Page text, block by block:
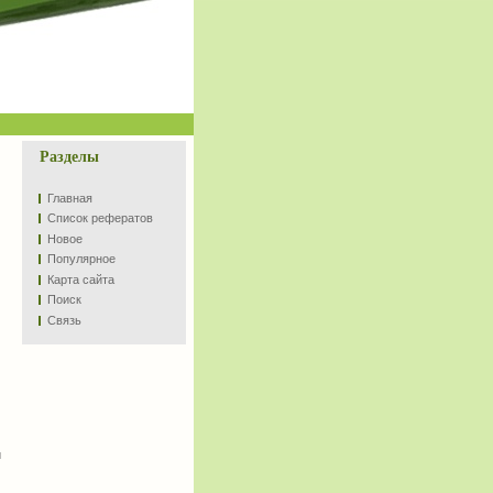
Разделы
Главная
Список рефератов
Новое
Популярное
Карта сайта
Поиск
Связь